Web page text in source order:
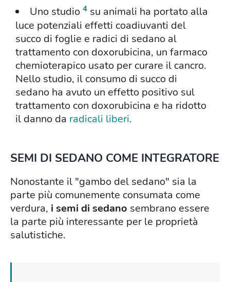
Uno studio 4 su animali ha portato alla
luce potenziali effetti coadiuvanti del
succo di foglie e radici di sedano al
trattamento con doxorubicina, un farmaco
chemioterapico usato per curare il cancro.
Nello studio, il consumo di succo di
sedano ha avuto un effetto positivo sul
trattamento con doxorubicina e ha ridotto
il danno da radicali liberi.
SEMI DI SEDANO COME INTEGRATORE
Nonostante il "gambo del sedano" sia la
parte più comunemente consumata come
verdura, i semi di sedano sembrano essere
la parte più interessante per le proprietà
salutistiche.